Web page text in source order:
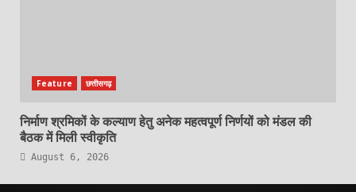
Feature छत्तीसगढ़
निर्माण श्रमिकों के कल्याण हेतु अनेक महत्वपूर्ण निर्णयों को मंडल की
बैठक में मिली स्वीकृति
August 6, 2026